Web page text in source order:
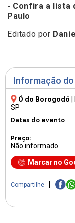
Informação do
Ó do Borogodó
SP
Datas do evento
Preço:
Não informado
Marcar no
Compartilhe
- Confira a lista
Paulo
Editado por